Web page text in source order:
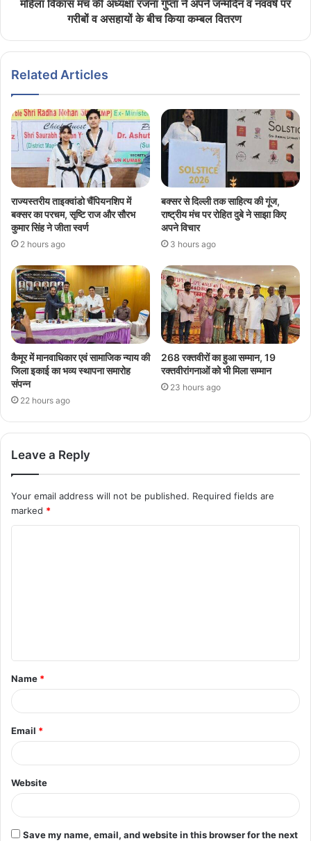
महिला विकास मंच की अध्यक्षा रंजना गुप्ता ने अपने जन्मदिन व नववर्ष पर
गरीबों व असहायों के बीच किया कम्बल वितरण
Related Articles
राज्यस्तरीय ताइक्वांडो चैंपियनशिप में
बक्सर का परचम, सृष्टि राज और सौरभ
कुमार सिंह ने जीता स्वर्ण
2 hours ago
बक्सर से दिल्ली तक साहित्य की गूंज,
राष्ट्रीय मंच पर रोहित दुबे ने साझा किए
अपने विचार
3 hours ago
कैमूर में मानवाधिकार एवं सामाजिक न्याय की
जिला इकाई का भव्य स्थापना समारोह
संपन्न
22 hours ago
268 रक्तवीरों का हुआ सम्मान, 19
रक्तवीरांगनाओं को भी मिला सम्मान
23 hours ago
Leave a Reply
Your email address will not be published. Required fields are
marked *
Name *
Email *
Website
Save my name, email, and website in this browser for the next